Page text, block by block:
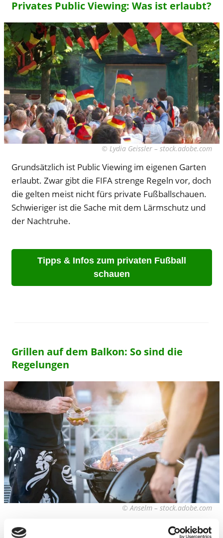
Privates Public Viewing: Was ist erlaubt?
© Lydia Geissler – stock.adobe.com
Grundsätzlich ist Public Viewing im eigenen Garten
erlaubt. Zwar gibt die FIFA strenge Regeln vor, doch
die gelten meist nicht fürs private Fußballschauen.
Schwieriger ist die Sache mit dem Lärmschutz und
der Nachtruhe.
Tipps & Infos zum privaten Fußball
schauen
Grillen auf dem Balkon: So sind die
Regelungen
© Anselm – stock.adobe.com
Wer auf dem Balkon grillen möchte, riskiert einen